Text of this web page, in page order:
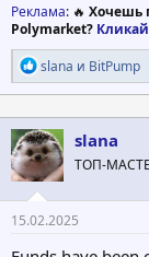
Реклама: 🔥 Хочешь
Polymarket?
Р
е
а
к
ц
и
и
:
slana и BitPump
slana
ТОП-
15.02.2025